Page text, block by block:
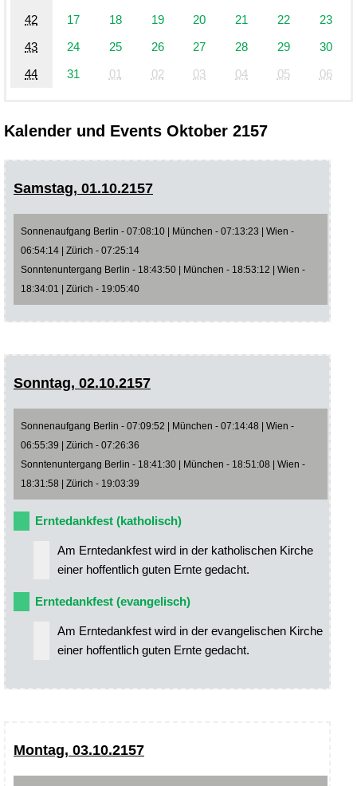
42
17 18 19 20 21 22
23
43
24 25 26 27 28 29
30
44
31 01 02 03 04 05 06
Kalender und Events Oktober 2157
Samstag, 01.10.2157
Sonnenaufgang Berlin - 07:08:10 | München - 07:13:23 | Wien -
06:54:14 | Zürich - 07:25:14
Sonntenuntergang Berlin - 18:43:50 | München - 18:53:12 | Wien -
18:34:01 | Zürich - 19:05:40
Sonntag, 02.10.2157
Sonnenaufgang Berlin - 07:09:52 | München - 07:14:48 | Wien -
06:55:39 | Zürich - 07:26:36
Sonntenuntergang Berlin - 18:41:30 | München - 18:51:08 | Wien -
18:31:58 | Zürich - 19:03:39
Erntedankfest (katholisch)
Am Erntedankfest wird in der katholischen Kirche
einer hoffentlich guten Ernte gedacht.
Erntedankfest (evangelisch)
Am Erntedankfest wird in der evangelischen Kirche
einer hoffentlich guten Ernte gedacht.
Montag, 03.10.2157